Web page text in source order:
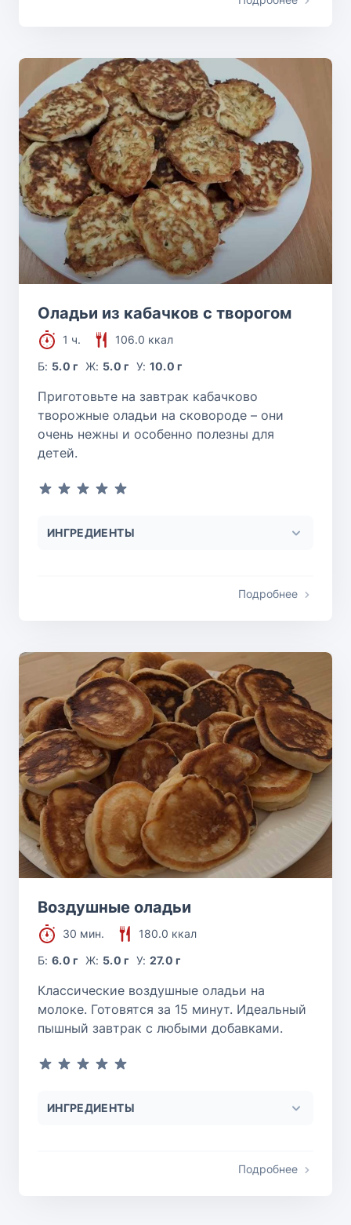
Оладьи из кабачков с творогом
1 ч.
106.0 ккал
Б: 5.0 г Ж: 5.0 г У: 10.0 г
Приготовьте на завтрак кабачково
творожные оладьи на сковороде – они
очень нежны и особенно полезны для
детей.
ИНГРЕДИЕНТЫ
Подробнее
Воздушные оладьи
30 мин.
180.0 ккал
Б:6.0 г Ж: 5.0 г У: 27.0 г
Классические воздушные оладьи на
молоке. Готовятся за 15 минут. Идеальный
пышный завтрак с любыми добавками.
ИНГРЕДИЕНТЫ
Подробнее